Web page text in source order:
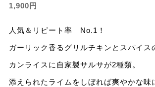
1,900円
人気＆リピート率 No.1！
ガーリック香るグリルチキンとスパイス
カンライスに自家製サルサが2種類。
添えられたライムをしぼれば爽やかな味